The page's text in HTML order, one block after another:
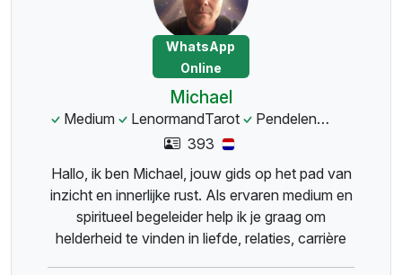
WhatsApp
Online
Michael
Medium LenormandTarot Pendelen
393
Hallo, ik ben Michael, jouw gids op het pad van
inzicht en innerlijke rust. Als ervaren medium en
spiritueel begeleider help ik je graag om
helderheid te vinden in liefde, relaties, carrière